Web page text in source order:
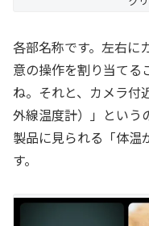
各部名称です。左右に
意の操作を割り当てる
ね。それと、カメラ
外線温度計）」という
製品に見られる「体温
す。